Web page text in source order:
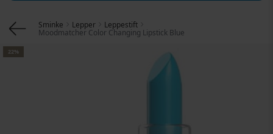
Sminke Lepper
Leppestift
Moodmatcher Color Changing Lipstick Blue
Gå til slutten av bildegalleri
22%